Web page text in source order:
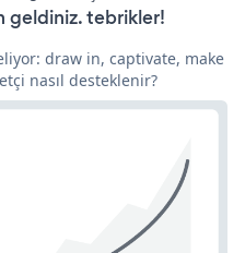
geldiniz. tebrikler!
draw in, captivate, make
nasıl desteklenir?